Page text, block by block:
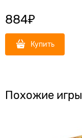
884₽
Купить
Похожие игры